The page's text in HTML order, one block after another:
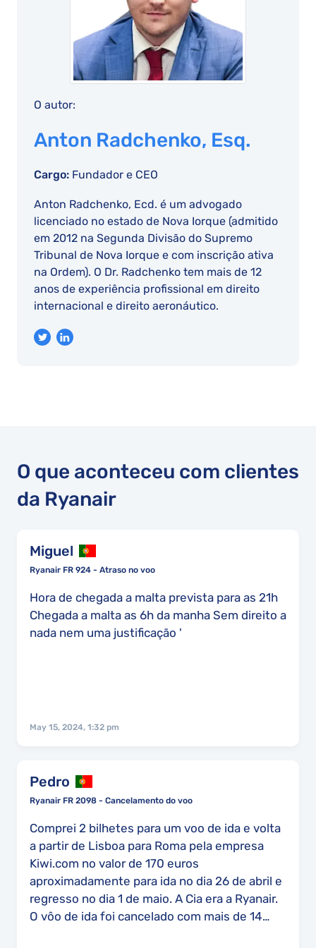
O autor:
Anton Radchenko, Esq.
Cargo: Fundador e CEO
Anton Radchenko, Ecd. é um advogado
licenciado no estado de Nova Iorque (admitido
em 2012 na Segunda Divisão do Supremo
Tribunal de Nova Iorque e com inscrição ativa
na Ordem). O Dr. Radchenko tem mais de 12
anos de experiência profissional em direito
internacional e direito aeronáutico.
O que aconteceu com clientes
da Ryanair
Miguel
Ryanair FR 924 - Atraso no voo
Hora de chegada a malta prevista para as 21h
Chegada a malta as 6h da manha Sem direito a
nada nem uma justificação '
May 15, 2024, 1:32 pm
Pedro
Ryanair FR 2098 - Cancelamento do voo
Comprei 2 bilhetes para um voo de ida e volta
a partir de Lisboa para Roma pela empresa
Kiwi.com no valor de 170 euros
aproximadamente para ida no dia 26 de abril e
regresso no dia 1 de maio. A Cia era a Ryanair.
O vôo de ida foi cancelado com mais de 14